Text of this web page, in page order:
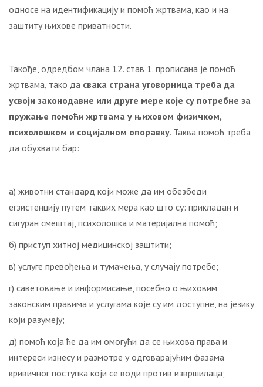
односе на идентификацију и помоћ жртвама, као и на
заштиту њихове приватности.
Такође, одредбом члана 12. став 1. прописана је помоћ
жртвама, тако да свака страна уговорница треба да
усвоји законодавне или друге мере које су потребне за
пружање помоћи жртвама у њиховом физичком,
психолошком и социјалном опоравку. Таква помоћ треба
да обухвати бар:
а) животни стандард који може да им обезбеди
егзистенцију путем таквих мера као што су: прикладан и
сигуран смештај, психолошка и материјална помоћ;
б) приступ хитној медицинској заштити;
в) услуге превођења и тумачења, у случају потребе;
г) саветовање и информисање, посебно о њиховим
законским правима и услугама које су им доступне, на језику
који разумеју;
д) помоћ која ће да им омогући да се њихова права и
интереси изнесу и размотре у одговарајућим фазама
кривичног поступка који се води против извршилаца;